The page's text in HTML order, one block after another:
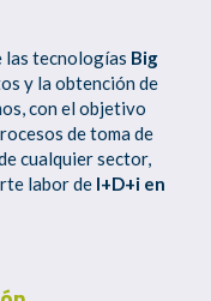
las tecnologías Big
y la obtención de
con el objetivo
de toma de
cualquier sector,
labor de I+D+i en